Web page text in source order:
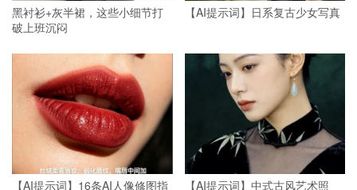
黑衬衫+灰半裙，这些小细节打
破上班沉闷
【AI提示词】日系复古少女写真
【AI提示词】16条AI人像修图指
【AI提示词】中式古风艺术照